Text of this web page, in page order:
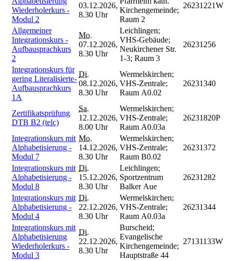
Wiederholerkurs -
Modul 2
03.12.2026,
8.30 Uhr
Kirchengemeinde;
Raum 2
26231221W
Allgemeiner
Integrationskurs -
Aufbausprachkurs
2
Mo.
07.12.2026,
8.30 Uhr
Leichlingen;
VHS-Gebäude;
Neukirchener Str.
1-3; Raum 3
26231256
Integrationskurs für
gering Literalisierte-
Aufbausprachkurs
1A
Di.
08.12.2026,
8.30 Uhr
Wermelskirchen;
VHS-Zentrale;
Raum A0.02
26231340
Zertifikatsprüfung
DTB B2 (telc)
Sa.
12.12.2026,
8.00 Uhr
Wermelskirchen;
VHS-Zentrale;
Raum A0.03a
26231820P
Integrationskurs mit
Alphabetisierung -
Modul 7
Mo.
14.12.2026,
8.30 Uhr
Wermelskirchen;
VHS-Zentrale;
Raum B0.02
26231372
Integrationskurs mit
Alphabetisierung -
Modul 8
Di.
15.12.2026,
8.30 Uhr
Leichlingen;
Sportzentrum
Balker Aue
26231282
Integrationskurs mit
Alphabetisierung -
Modul 4
Di.
22.12.2026,
8.30 Uhr
Wermelskirchen;
VHS-Zentrale;
Raum A0.03a
26231344
Integrationskurs mit
Alphabetisierung
Wiederholerkurs -
Modul 3
Di.
22.12.2026,
8.30 Uhr
Burscheid;
Evangelische
Kirchengemeinde;
Hauptstraße 44
27131133W